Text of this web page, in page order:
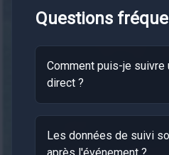
Questions
Comment puis-je suivre
direct ?
Les données de suivi